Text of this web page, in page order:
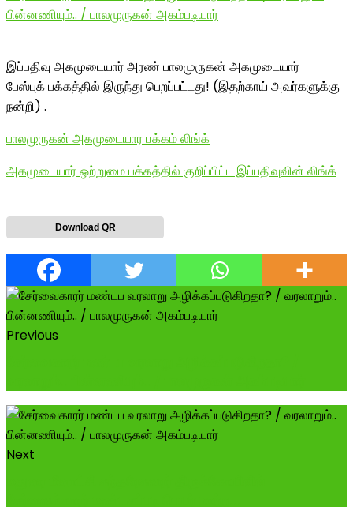
பின்னணியும்.. / பாலமுருகன் அகம்படியார்
இப்பதிவு அகமுடையார் அரண் பாலமுருகன் அகமுடையார்
பேஸ்புக் பக்கத்தில் இருந்து பெறப்பட்டது! (இதற்காய் அவர்களுக்கு
நன்றி) .
பாலமுருகன் அகமுடையார பக்கம் லிங்க்
அகமுடையார் ஒற்றுமை பக்கத்தில் குறிப்பிட்ட இப்பதிவுவின் லிங்க்
Download QR
Previous
Next